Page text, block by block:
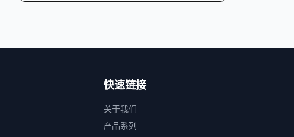
快速链接
关于我们
产品系列